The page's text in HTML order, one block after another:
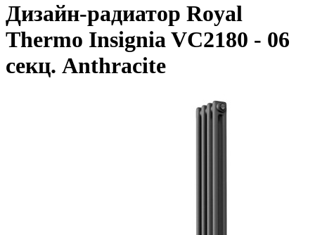
Дизайн-радиатор Royal
Thermo Insignia VC2180 - 06
секц. Anthracite